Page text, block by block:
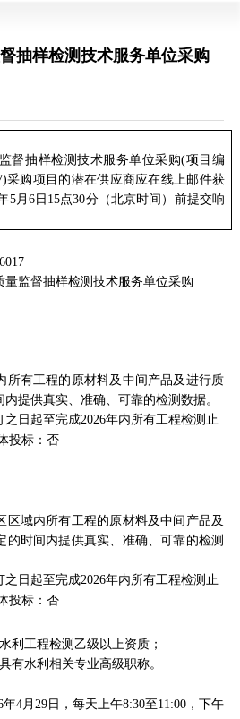
抽样检测技术服务单位采购
督抽样检测技术服务单位采购(项目编
)采购项目的潜在供应商应在线上邮件获
5月 6日 15点30分（北京时间）前提交响
017
量监督抽样检测技术服务单位采购
所有工程的原材料及中间产品及进行质
提供真实、准确、可靠的检测数据。
之日起至完成2026年内所有工程检测止
投标：否
区域内所有工程的原材料及中间产品及
的时间内提供真实、准确、可靠的检测
之日起至完成2026年内所有工程检测止
投标：否
利工程检测乙级以上资质；
有水利相关专业高级职称。
年4月29 日，每天上午8:30至11:00，下午